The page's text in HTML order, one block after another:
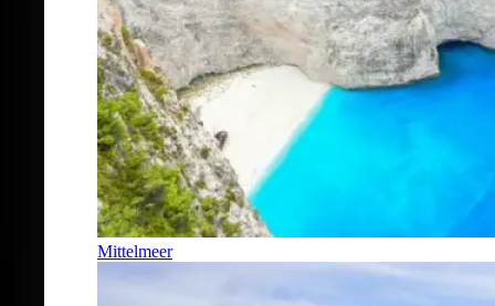
Mittelmeer